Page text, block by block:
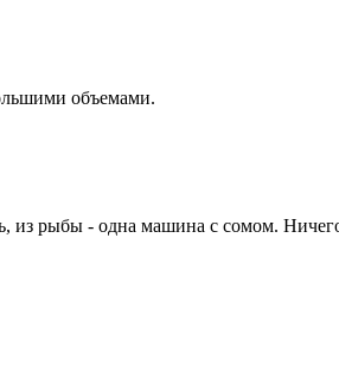
объемами.
из рыбы - одна машина с сомом.